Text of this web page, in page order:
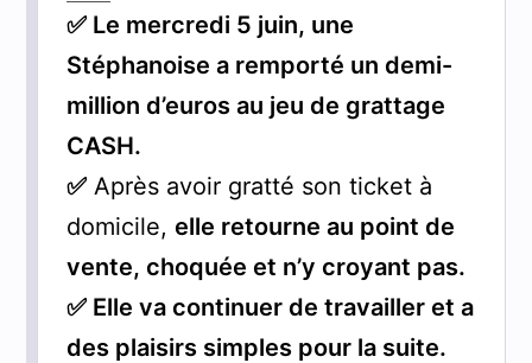
✅Le mercredi 5 juin, une
Stéphanoise a remporté un demi-
million d’euros au jeu de grattage
CASH.
✅Après avoir gratté son ticket à
domicile, elle retourne au point de
vente, choquée et n’y croyant pas.
✅ Elle va continuer de travailler et a
des plaisirs simples pour la suite.